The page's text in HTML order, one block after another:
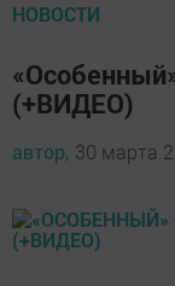
НОВОСТИ
(+ВИДЕО)
автор, 30 марта